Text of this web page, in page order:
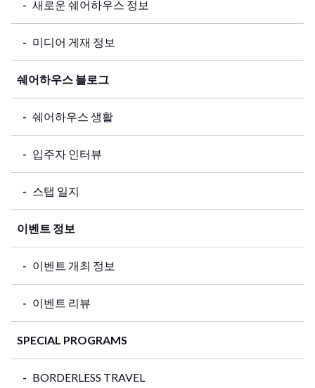
새로운 쉐어하우스 정보
미디어 게재 정보
쉐어하우스 블로그
쉐어하우스 생활
입주자 인터뷰
스탭 일지
이벤트 정보
이벤트 개최 정보
이벤트 리뷰
SPECIAL PROGRAMS
BORDERLESS TRAVEL